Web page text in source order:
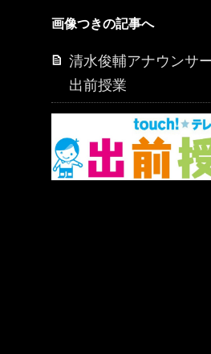
画像つきの記事へ
清水俊輔アナウンサ
出前授業